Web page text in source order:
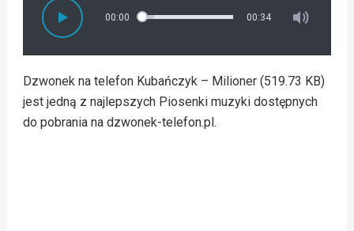
00:00 00:34
Dzwonek na telefon Kubańczyk – Milioner (519.73 KB)
jest jedną z najlepszych Piosenki muzyki dostępnych
do pobrania na dzwonek-telefon.pl.